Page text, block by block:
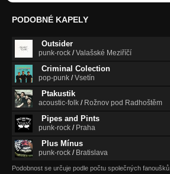
PODOBNÉ KAPELY
Outsider
punk-rock /Valašské Meziříčí
Criminal Colection
pop-punk /Vsetín
Ptakustik
acoustic-folk / Rožnov pod Radhoštěm
Pipes and Pints
punk-rock / Praha
Plus Mínus
punk-rock / Bratislava
Podobnost se určuje podle počtu společných fanoušků.